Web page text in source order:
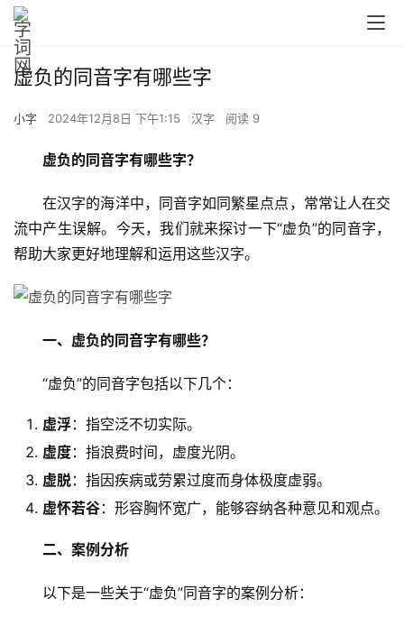
虚负的同音字有哪些字
小字 2024年12月8日 下午1:15 汉字 阅读 9
虚负的同音字有哪些字？
在汉字的海洋中，同音字如同繁星点点，常常让人在交
流中产生误解。今天，我们就来探讨一下“虚负”的同音字，
帮助大家更好地理解和运用这些汉字。
一、虚负的同音字有哪些？
“虚负”的同音字包括以下几个：
虚浮：指空泛不切实际。
虚度：指浪费时间，虚度光阴。
虚脱：指因疾病或劳累过度而身体极度虚弱。
虚怀若谷：形容胸怀宽广，能够容纳各种意见和观点。
二、案例分析
以下是一些关于“虚负”同音字的案例分析：